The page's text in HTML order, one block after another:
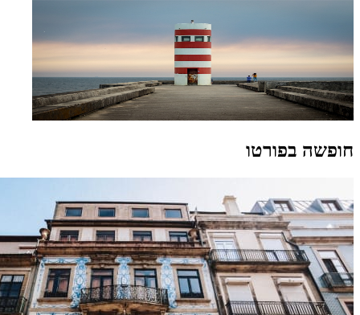
חופשה בפורטו